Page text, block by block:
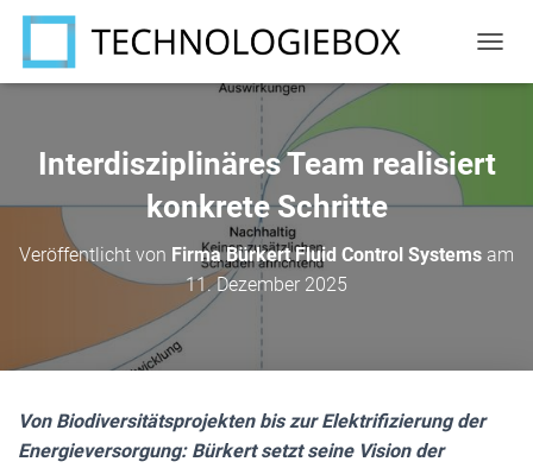
A
A
N
H
Interdisziplinäres Team realisiert
konkrete Schritte
Veröffentlicht von Firma Bürkert Fluid Control Systems am
11. Dezember 2025
Von Biodiversitätsprojekten bis zur Elektrifizierung der
Energieversorgung: Bürkert setzt seine Vision der